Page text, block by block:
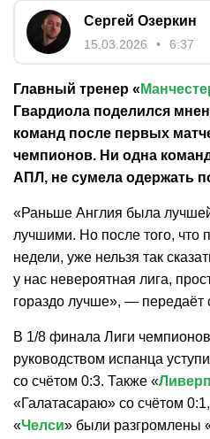
Сергей Озеркин
15.03.2026 6:37
Главный тренер «
Гвардиола поделился
команд после первых
чемпионов. Ни одна
АПЛ, не сумела одержать
«Раньше Англия была
лучшими. Но после того, что
недели, уже нельзя так
у нас невероятная лига,
гораздо лучше», — передаёт
В 1/8 финала Лиги
руководством испанца
со счётом 0:3. Также «
«Галатасараю» со счётом
«Челси» были разгромлены